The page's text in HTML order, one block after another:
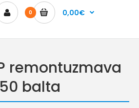
0 0,00€
remontuzmava
50 balta